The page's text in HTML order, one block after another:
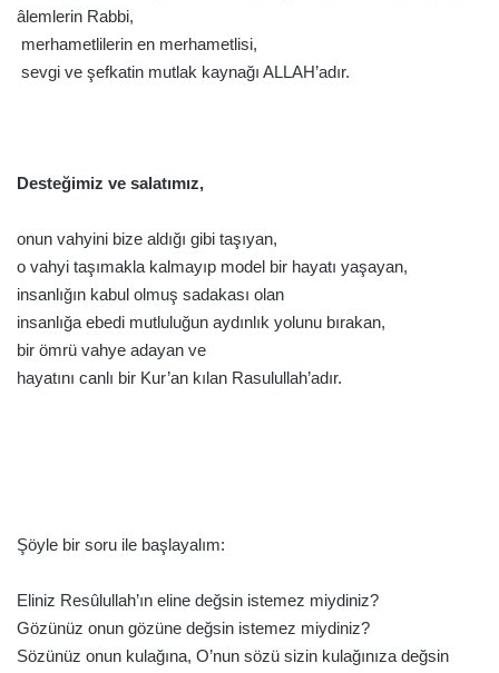
âlemlerin Rabbi,
 merhametlilerin en merhametlisi,
 sevgi ve şefkatin mutlak kaynağı ALLAH’adır.
Desteğimiz ve salatımız,
onun vahyini bize aldığı gibi taşıyan,
o vahyi taşımakla kalmayıp model bir hayatı yaşayan,
insanlığın kabul olmuş sadakası olan
insanlığa ebedi mutluluğun aydınlık yolunu bırakan,
bir ömrü vahye adayan ve
hayatını canlı bir Kur’an kılan Rasulullah’adır.
Şöyle bir soru ile başlayalım:
Eliniz Resûlullah’ın eline değsin istemez miydiniz?
Gözünüz onun gözüne değsin istemez miydiniz?
Sözünüz onun kulağına, O’nun sözü sizin kulağınıza değsin